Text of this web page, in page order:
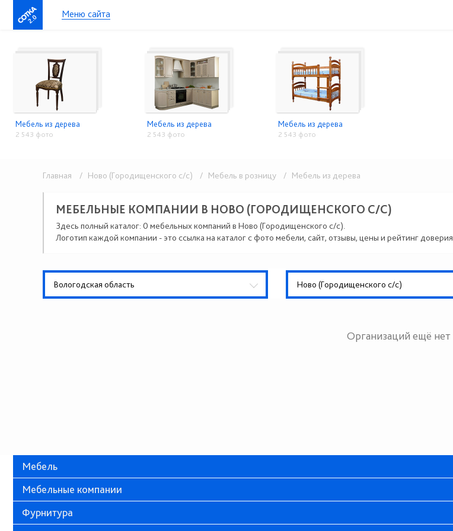
2.0 Меню сайта
Мебель из дерева
2 543 фото
Мебель из дерева
2 543 фото
Мебель из дерева
2 543 фото
Главная / Ново (Городищенского с/с) / Мебель в розницу / Мебель из дерева
МЕБЕЛЬНЫЕ КОМПАНИИ В НОВО (ГОРОДИЩЕНСКОГО С/С)
Здесь полный каталог: 0 мебельных компаний в Ново (Городищенского с/с).
Логотип каждой компании - это ссылка на каталог с фото мебели, сайт, отзывы, цены и рейтинг доверия
Вологодская область Ново (Городищенского с/с)
Организаций ещё нет
Мебель
Мебельные компании
Фурнитура